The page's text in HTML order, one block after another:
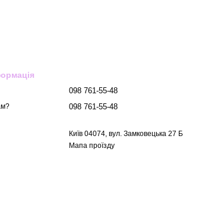
098 761-55-48
098 761-55-48
Київ 04074, вул. Замковецька 27 Б
Мапа проїзду